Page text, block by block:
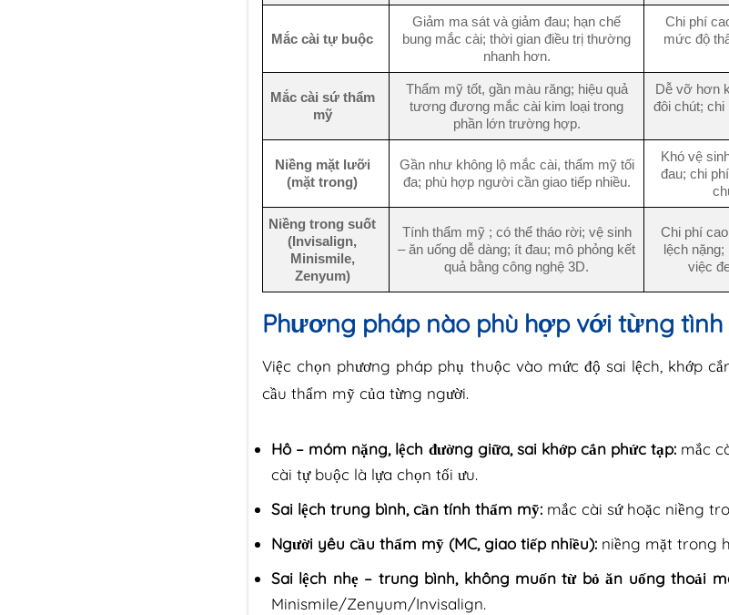
Mắc cài tự buộc
Giảm ma sát và giảm đau; hạn chế
bung mắc cài; thời gian điều trị thường
nhanh hơn.
Chi phí
mức độ
Mắc cài sứ thẩm
mỹ
Thẩm mỹ tốt, gần màu răng; hiệu quả
tương đương mắc cài kim loại trong
phần lớn trường hợp.
Dễ vỡ hơn
đôi chút;
Niềng mặt lưỡi
(mặt trong)
Gần như không lộ mắc cài, thẩm mỹ tối
đa; phù hợp người cần giao tiếp nhiều.
Khó vệ
đau; chi
Niềng trong suốt
(Invisalign,
Minismile,
Zenyum)
Tính thẩm mỹ ; có thể tháo rời; vệ sinh
– ăn uống dễ dàng; ít đau; mô phỏng kết
quả bằng công nghệ 3D.
Chi phí
lệch nặng;
việc
Phương pháp nào phù hợp với từng tình
Việc chọn phương pháp phụ thuộc vào mức độ sai lệch, khớp
cầu thẩm mỹ của từng người.
Hô – móm nặng, lệch đường giữa, sai khớp cắn phức tạp: mắc
cài tự buộc là lựa chọn tối ưu.
Sai lệch trung bình, cần tính thẩm mỹ: mắc cài sứ hoặc niềng
Người yêu cầu thẩm mỹ (MC, giao tiếp nhiều): niềng mặt trong
Sai lệch nhẹ – trung bình, không muốn từ bỏ ăn uống thoải
Minismile/Zenyum/Invisalign.